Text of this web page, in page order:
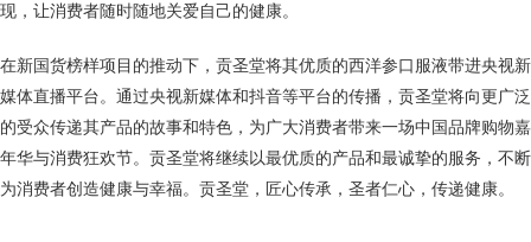
现，让消费者随时随地关爱自己的健康。
在新国货榜样项目的推动下，贡圣堂将其优质的西洋参口服液带进央视新
媒体直播平台。通过央视新媒体和抖音等平台的传播，贡圣堂将向更广泛
的受众传递其产品的故事和特色，为广大消费者带来一场中国品牌购物嘉
年华与消费狂欢节。贡圣堂将继续以最优质的产品和最诚挚的服务，不断
为消费者创造健康与幸福。贡圣堂，匠心传承，圣者仁心，传递健康。